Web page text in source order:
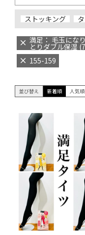
ストッキング
満足： 毛玉にな
とりダブル保湿
155-159
並び替え 新着順 人気順